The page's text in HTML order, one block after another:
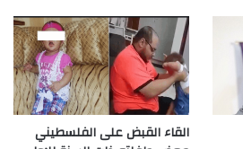
القاء القبض على الفلسطيني